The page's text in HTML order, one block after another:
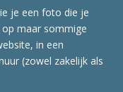
je een foto die je
maar sommige
in een
(zowel zakelijk als